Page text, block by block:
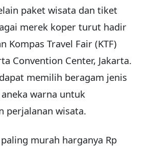
paket wisata dan tiket
merek koper turut hadir
Kompas Travel Fair (KTF)
Convention Center, Jakarta.
memilih beragam jenis
warna untuk
perjalanan wisata.
murah harganya Rp